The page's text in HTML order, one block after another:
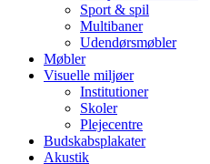
Sport & spil
Multibaner
Udendørsmøbler
Møbler
Visuelle miljøer
Institutioner
Skoler
Plejecentre
Budskabsplakater
Akustik